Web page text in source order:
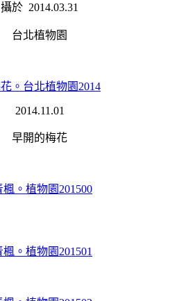
攝於 2014.03.31
台北植物園
2014.11.01
早開的梅花